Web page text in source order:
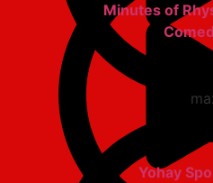
30